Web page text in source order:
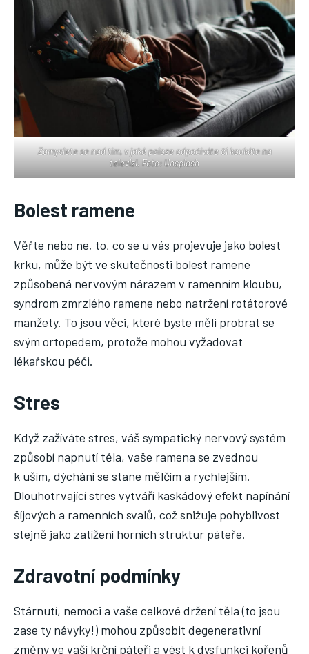
Zamyslete se nad tím, v jaké poloze odpočíváte či koukáte na
televizi. Foto: Unsplash
Bolest ramene
Věřte nebo ne, to, co se u vás projevuje jako bolest
krku, může být ve skutečnosti bolest ramene
způsobená nervovým nárazem v ramenním kloubu,
syndrom zmrzlého ramene nebo natržení rotátorové
manžety. To jsou věci, které byste měli probrat se
svým ortopedem, protože mohou vyžadovat
lékařskou péči.
Stres
Když zažíváte stres, váš sympatický nervový systém
způsobí napnutí těla, vaše ramena se zvednou
k uším, dýchání se stane mělčím a rychlejším.
Dlouhotrvající stres vytváří kaskádový efekt napínání
šíjových a ramenních svalů, což snižuje pohyblivost
stejně jako zatížení horních struktur páteře.
Zdravotní podmínky
Stárnutí, nemoci a vaše celkové držení těla (to jsou
zase ty návyky!) mohou způsobit degenerativní
změny ve vaší krční páteři a vést k dysfunkci kořenů